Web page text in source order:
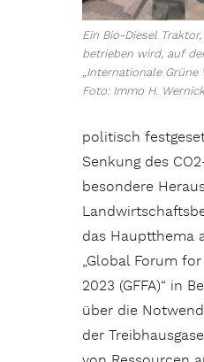
Ein Bio-Diesel
betrieben wird, auf
„Internationale Grüne
Foto: Immo H.
politisch
Senkung des
besondere
das Hauptthema
„Global Forum
2023 (GFFA)“ in
über die
der